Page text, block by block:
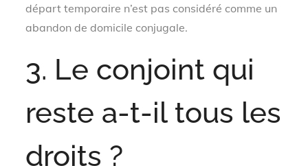
départ temporaire n’est pas considéré comme un
abandon de domicile conjugale.
3. Le conjoint qui
reste a-t-il tous les
droits ?